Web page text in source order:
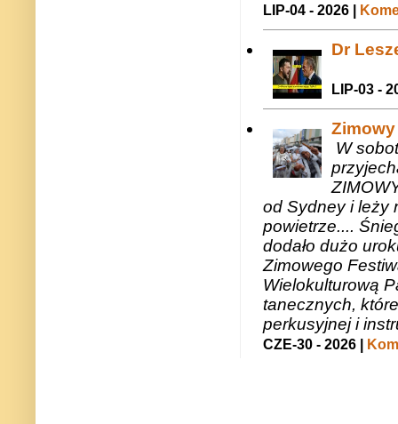
LIP-04 - 2026 |
Dr
LIP-03 -
W
od Sydney i leży
powietrze....
dodało dużo
Zimowego
Wielokulturową
tanecznych,
perkusyjnej i
CZE-30 - 2026 |